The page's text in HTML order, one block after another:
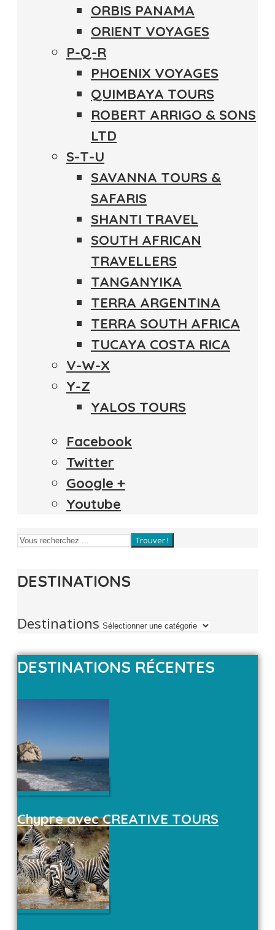
ORBIS PANAMA
ORIENT VOYAGES
P-Q-R
PHOENIX VOYAGES
QUIMBAYA TOURS
ROBERT ARRIGO & SONS
LTD
S-T-U
SAVANNA TOURS &
SAFARIS
SHANTI TRAVEL
SOUTH AFRICAN
TRAVELLERS
TANGANYIKA
TERRA ARGENTINA
TERRA SOUTH AFRICA
TUCAYA COSTA RICA
V-W-X
Y-Z
YALOS TOURS
Facebook
Twitter
Google +
Youtube
Trouver !
DESTINATIONS
Destinations
DESTINATIONS RÉCENTES
Chypre avec CREATIVE TOURS